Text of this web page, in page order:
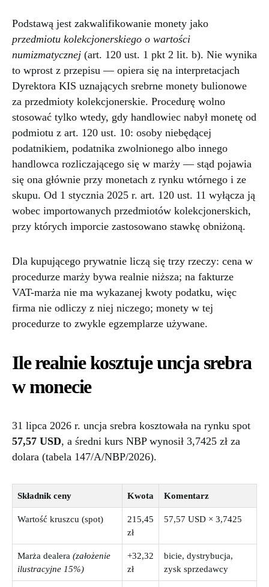
Podstawą jest zakwalifikowanie monety jako
przedmiotu kolekcjonerskiego o wartości
numizmatycznej (art. 120 ust. 1 pkt 2 lit. b). Nie wynika
to wprost z przepisu — opiera się na interpretacjach
Dyrektora KIS uznających srebrne monety bulionowe
za przedmioty kolekcjonerskie. Procedurę wolno
stosować tylko wtedy, gdy handlowiec nabył monetę od
podmiotu z art. 120 ust. 10: osoby niebędącej
podatnikiem, podatnika zwolnionego albo innego
handlowca rozliczającego się w marży — stąd pojawia
się ona głównie przy monetach z rynku wtórnego i ze
skupu. Od 1 stycznia 2025 r. art. 120 ust. 11 wyłącza ją
wobec importowanych przedmiotów kolekcjonerskich,
przy których imporcie zastosowano stawkę obniżoną.
Dla kupującego prywatnie liczą się trzy rzeczy: cena w
procedurze marży bywa realnie niższa; na fakturze
VAT-marża nie ma wykazanej kwoty podatku, więc
firma nie odliczy z niej niczego; monety w tej
procedurze to zwykle egzemplarze używane.
Ile realnie kosztuje uncja srebra
w monecie
31 lipca 2026 r. uncja srebra kosztowała na rynku spot
57,57 USD, a średni kurs NBP wynosił 3,7425 zł za
dolara (tabela 147/A/NBP/2026).
Składnik ceny Kwota Komentarz
Wartość kruszcu (spot)
215,45
zł
57,57 USD × 3,7425
Marża dealera (założenie
ilustracyjne 15%)
+32,32
zł
bicie, dystrybucja,
zysk sprzedawcy